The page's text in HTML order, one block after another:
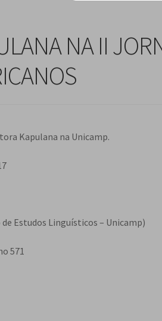
NA II
Kapulana na Unicamp.
Estudos Linguísticos – Unicamp)
571